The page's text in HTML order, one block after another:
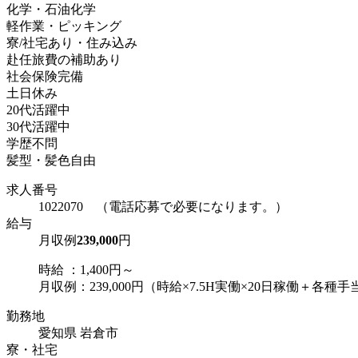
化学・石油化学
軽作業・ピッキング
寮/社宅あり・住み込み
赴任旅費の補助あり
社会保険完備
土日休み
20代活躍中
30代活躍中
学歴不問
髪型・髪色自由
求人番号
1022070 （電話応募で必要になります。）
給与
月収例239,000円
時給 ：1,400円～
月収例：239,000円（時給×7.5H実働×20日稼働＋各種手
勤務地
愛知県 岩倉市
寮・社宅